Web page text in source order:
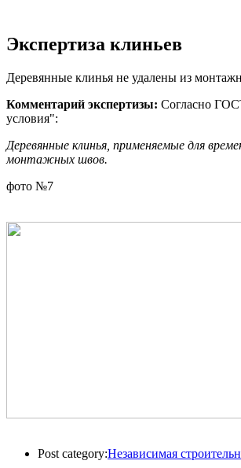
Экспертиза клиньев
Деревянные клинья не удалены из
Комментарий экспертизы: Согласно
условия":
Деревянные клинья, применяемые для
монтажных швов.
фото №7
Post category:Независимая